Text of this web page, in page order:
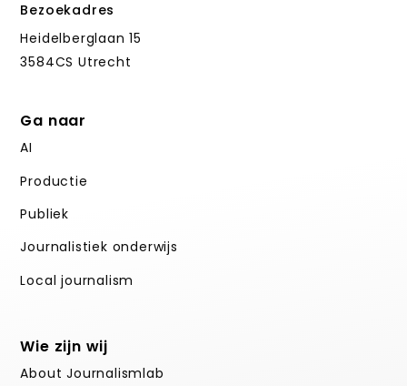
Bezoekadres
Heidelberglaan 15
3584CS Utrecht
Ga naar
AI
Productie
Publiek
Journalistiek onderwijs
Local journalism
Wie zijn wij
About Journalismlab